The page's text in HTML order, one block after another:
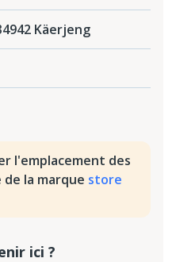
Käerjeng
l'emplacement des
la marque store
ici ?